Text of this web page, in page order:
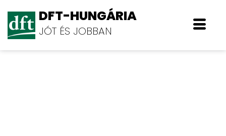
DFT-HUNGÁRIA
JÓT ÉS JOBBAN